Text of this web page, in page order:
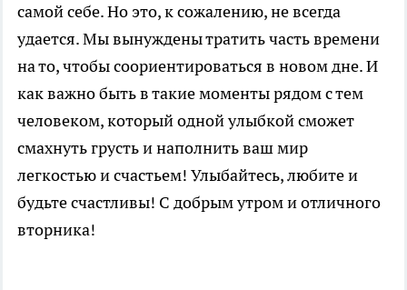
самой себе. Но это, к сожалению, не всегда
удается. Мы вынуждены тратить часть времени
на то, чтобы соориентироваться в новом дне. И
как важно быть в такие моменты рядом с тем
человеком, который одной улыбкой сможет
смахнуть грусть и наполнить ваш мир
легкостью и счастьем! Улыбайтесь, любите и
будьте счастливы! С добрым утром и отличного
вторника!